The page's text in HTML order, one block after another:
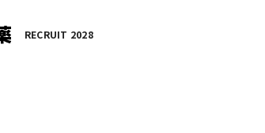
RECRUIT 2028